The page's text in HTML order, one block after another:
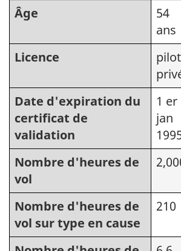
Âge
54
ans
Licence
Date d'expiration du
certificat de
validation
1 er
jan
Nombre d'heures de
vol
Nombre d'heures de
vol sur type en cause
210